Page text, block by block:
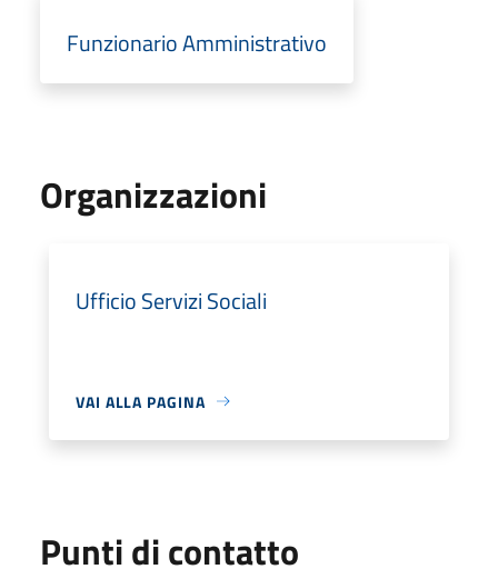
Funzionario Amministrativo
Organizzazioni
Ufficio Servizi Sociali
VAI ALLA PAGINA
Punti di contatto